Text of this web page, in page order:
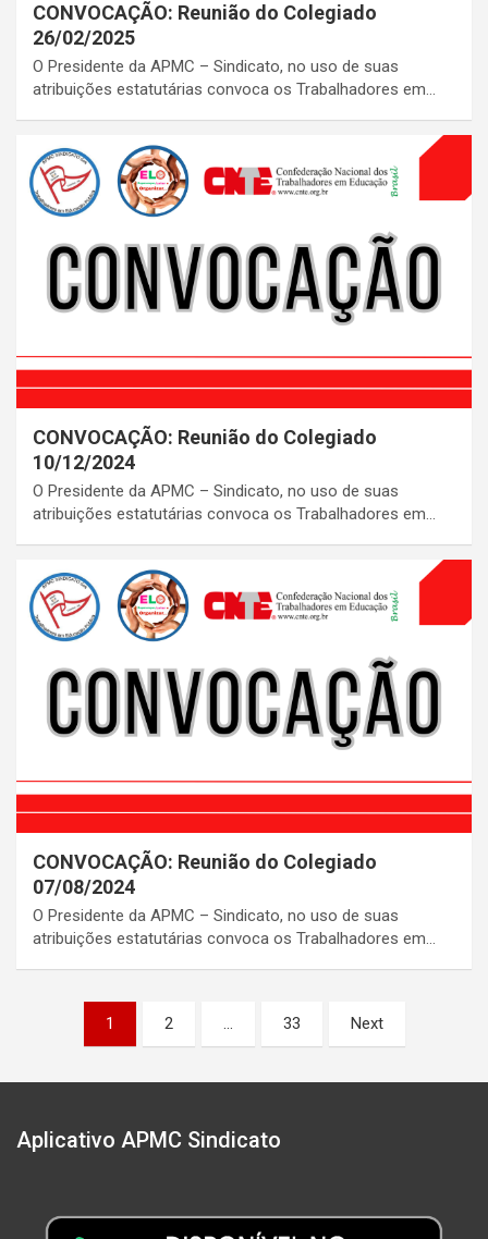
CONVOCAÇÃO: Reunião do Colegiado
26/02/2025
O Presidente da APMC – Sindicato, no uso de suas
atribuições estatutárias convoca os Trabalhadores em…
CONVOCAÇÃO: Reunião do Colegiado
10/12/2024
O Presidente da APMC – Sindicato, no uso de suas
atribuições estatutárias convoca os Trabalhadores em…
CONVOCAÇÃO: Reunião do Colegiado
07/08/2024
O Presidente da APMC – Sindicato, no uso de suas
atribuições estatutárias convoca os Trabalhadores em…
Paginação
posts
1 2 … 33 Next
Aplicativo APMC Sindicato